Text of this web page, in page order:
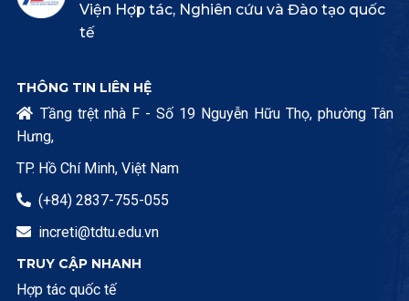
Viện Hợp tác, Nghiên cứu và Đào tạo quốc
tế
THÔNG TIN LIÊN HỆ
 Tầng trệt nhà F - Số 19 Nguyễn Hữu Thọ, phường Tân
Hưng,
TP. Hồ Chí Minh, Việt Nam
 (+84) 2837-755-055
 increti@tdtu.edu.vn
TRUY CẬP NHANH
Hợp tác quốc tế